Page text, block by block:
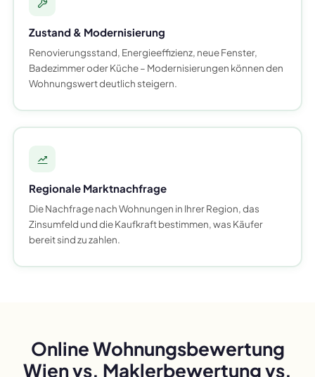
Zustand & Modernisierung
Renovierungsstand, Energieeffizienz, neue Fenster,
Badezimmer oder Küche – Modernisierungen können den
Wohnungswert deutlich steigern.
Regionale Marktnachfrage
Die Nachfrage nach Wohnungen in Ihrer Region, das
Zinsumfeld und die Kaufkraft bestimmen, was Käufer
bereit sind zu zahlen.
Online Wohnungsbewertung
Wien vs. Maklerbewertung vs.